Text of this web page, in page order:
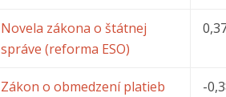
Novela zákona o štátnej
správe (reforma ESO)
Zákon o obmedzení platieb
-